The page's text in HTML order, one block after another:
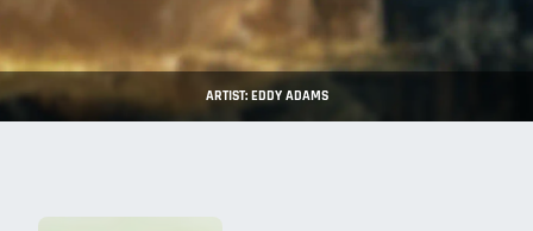
ARTIST: EDDY ADAMS